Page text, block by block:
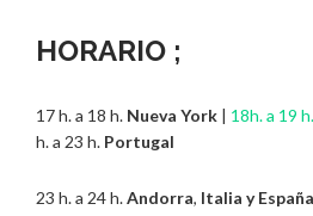
HORARIO ;
17 h. a 18 h. Nueva York | 18h. a 19 h.
h. a 23 h. Portugal
23 h. a 24 h.Andorra, Italia y España